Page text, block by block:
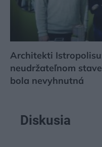
Architekti
neudržateľnom
bola nevyhnutná
Diskusia